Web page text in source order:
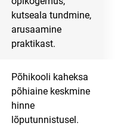
kutseala tundmine,
arusaamine
praktikast.
Põhikooli kaheksa
põhiaine keskmine
hinne
lõputunnistusel.